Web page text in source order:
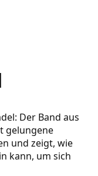
Der Band aus
gelungene
und zeigt, wie
kann, um sich